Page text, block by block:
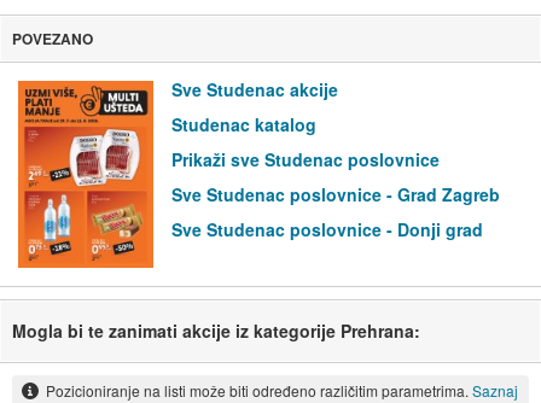
POVEZANO
Sve Studenac akcije
Studenac katalog
Prikaži sve Studenac poslovnice
Sve Studenac poslovnice - Grad Zagreb
Sve Studenac poslovnice - Donji grad
Mogla bi te zanimati akcije iz kategorije Prehrana:
Pozicioniranje na listi može biti određeno različitim parametrima. Saznaj